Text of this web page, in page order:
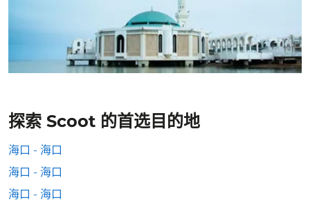
探索 Scoot 的首选目的地
海口 - 海口
海口 - 海口
海口 - 海口